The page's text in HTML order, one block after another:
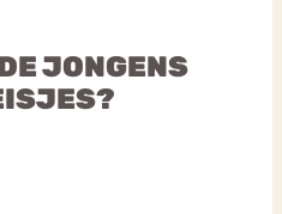
JONGENS